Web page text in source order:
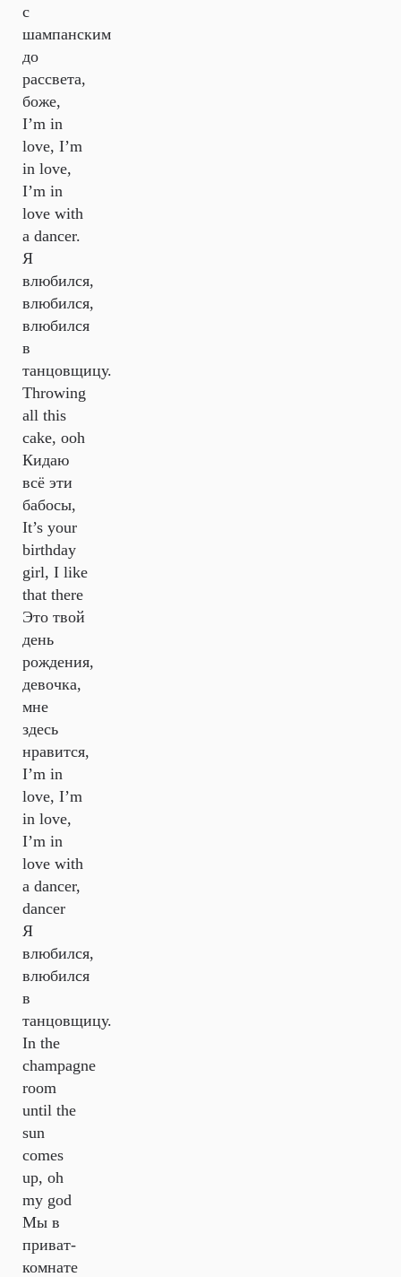
с
шампанским
до
рассвета,
боже,
I’m in
love, I’m
in love,
I’m in
love with
a dancer.
Я
влюбился,
влюбился,
влюбился
в
танцовщицу.
Throwing
all this
cake, ooh
Кидаю
всё эти
бабосы,
It’s your
birthday
girl, I like
that there
Это твой
день
рождения,
девочка,
мне
здесь
нравится,
I’m in
love, I’m
in love,
I’m in
love with
a dancer,
dancer
Я
влюбился,
влюбился
в
танцовщицу.
In the
champagne
room
until the
sun
comes
up, oh
my god
Мы в
приват-
комнате